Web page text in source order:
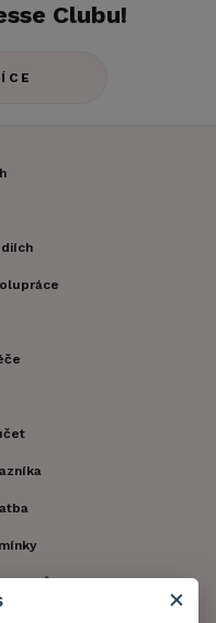
Clubu!
údajů